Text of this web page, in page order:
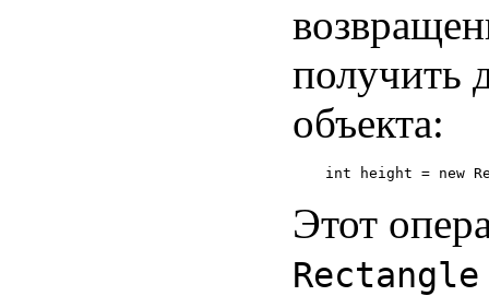
получить
объекта:
Этот
Rectangle